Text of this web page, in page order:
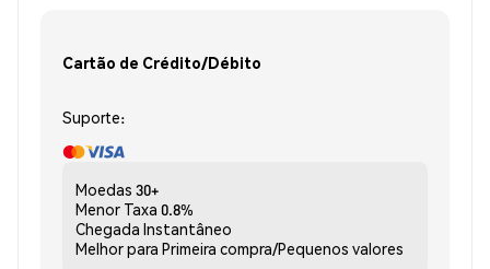
Cartão de Crédito/Débito
Suporte:
Moedas 30+
Menor Taxa 0.8%
Chegada Instantâneo
Melhor para Primeira compra/Pequenos valores